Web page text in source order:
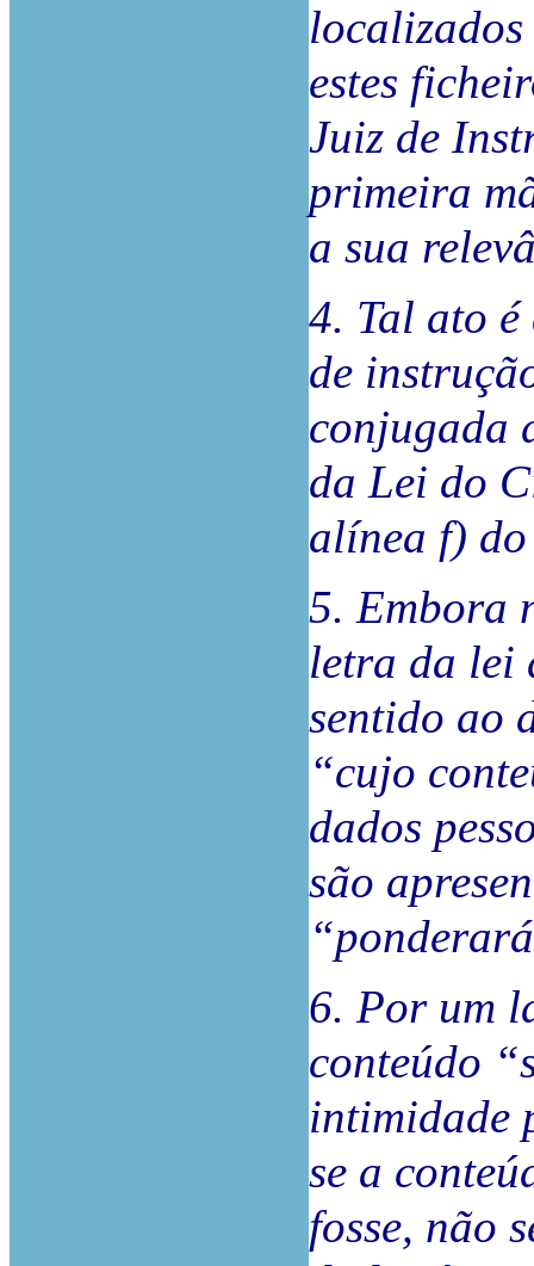
estes
Juiz de
primeira
a sua
4. Tal ato
de
conjugada
da Lei do
alínea f)
5. Embora
letra da lei
sentido ao
“cujo
dados
são
6. Por um
conteúdo
intimidade
se a
fosse, não